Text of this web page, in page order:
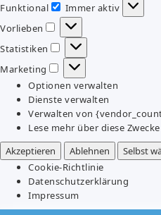
Funktional
Funktional
Immer aktiv
Vorlieben
Vorlieben
Statistiken
Statistiken
Marketing
Marketing
Optionen verwalten
Dienste verwalten
Verwalten von
Lese mehr über diese Zwecke
Akzeptieren
Ablehnen Selbst
Cookie-Richtlinie
Datenschutzerklärung
Impressum